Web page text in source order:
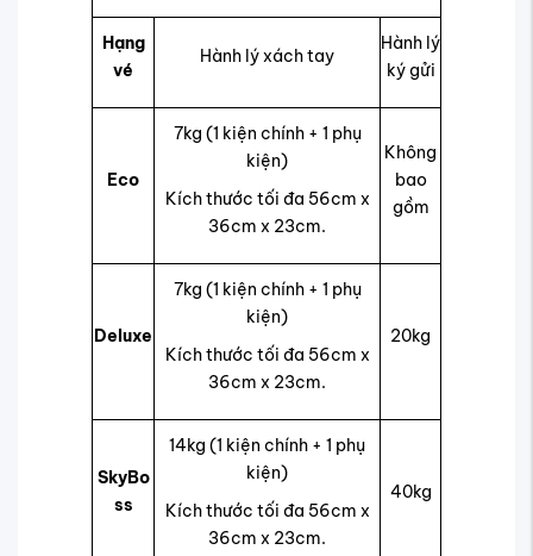
Hạng
vé
Hành lý xách tay
Hành lý
ký gửi
Eco
7kg (1 kiện chính + 1 phụ
kiện)
Kích thước tối đa 56cm x
36cm x 23cm.
Không
bao
gồm
Deluxe
7kg (1 kiện chính + 1 phụ
kiện)
Kích thước tối đa 56cm x
36cm x 23cm.
20kg
SkyBo
ss
14kg (1 kiện chính + 1 phụ
kiện)
Kích thước tối đa 56cm x
36cm x 23cm.
40kg